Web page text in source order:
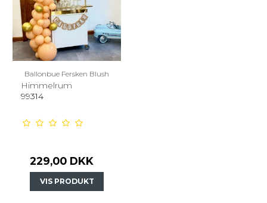
Ballonbue Fersken Blush
Himmelrum
99314
229,00 DKK
VIS PRODUKT